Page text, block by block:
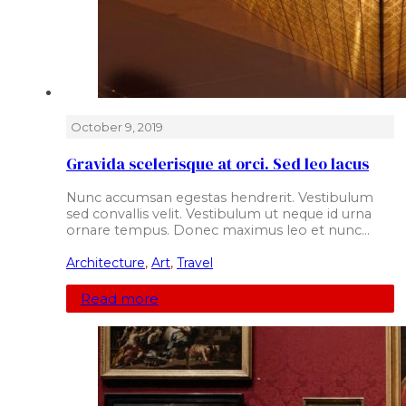
October 9, 2019
Gravida scelerisque at orci. Sed leo lacus
Nunc accumsan egestas hendrerit. Vestibulum
sed convallis velit. Vestibulum ut neque id urna
ornare tempus. Donec maximus leo et nunc…
Architecture, Art, Travel
Read more